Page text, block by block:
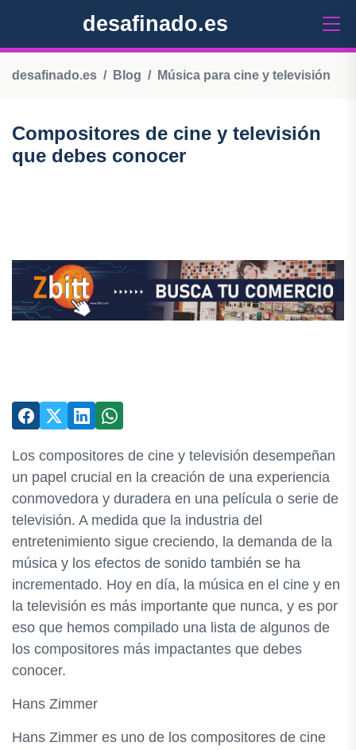
desafinado.es
desafinado.es Blog Música para cine y televisión
Compositores de cine y televisión
que debes conocer
Los compositores de cine y televisión desempeñan
un papel crucial en la creación de una experiencia
conmovedora y duradera en una película o serie de
televisión. A medida que la industria del
entretenimiento sigue creciendo, la demanda de la
música y los efectos de sonido también se ha
incrementado. Hoy en día, la música en el cine y en
la televisión es más importante que nunca, y es por
eso que hemos compilado una lista de algunos de
los compositores más impactantes que debes
conocer.
Hans Zimmer
Hans Zimmer es uno de los compositores de cine